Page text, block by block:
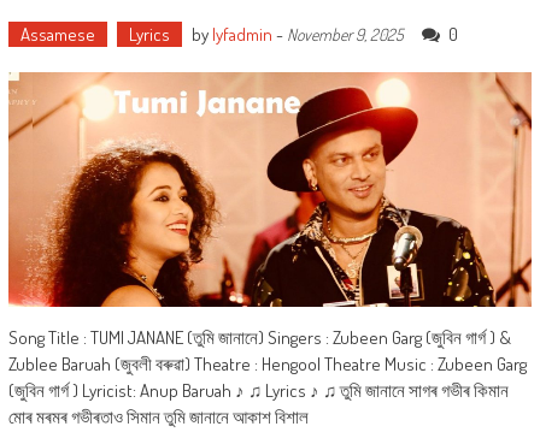
Assamese Lyrics by lyfadmin - November 9, 2025 0
Song Title : TUMI JANANE (তুমি জানানে) Singers : Zubeen Garg (জুবিন গাৰ্গ ) &
Zublee Baruah (জুবলী বৰুৱা) Theatre : Hengool Theatre Music : Zubeen Garg
(জুবিন গাৰ্গ ) Lyricist: Anup Baruah ♪ ♫ Lyrics ♪ ♫ তুমি জানানে সাগৰ গভীৰ কিমান
মোৰ মৰমৰ গভীৰতাও সিমান তুমি জানানে আকাশ বিশাল